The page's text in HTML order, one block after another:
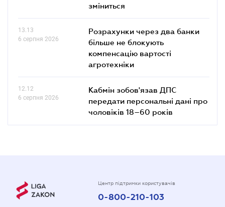
зміниться
13.13
6 серпня 2026
Розрахунки через два банки
більше не блокують
компенсацію вартості
агротехніки
12.12
6 серпня 2026
Кабмін зобов'язав ДПС
передати персональні дані про
чоловіків 18–60 років
Центр підтримки користувачів
0-800-210-103